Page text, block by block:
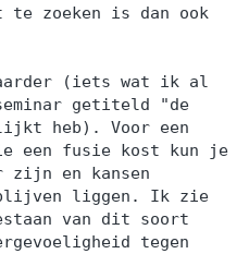
zoeken is dan ook
(iets wat ik al
getiteld "de
heb). Voor een
een fusie kost kun je
zijn en kansen
blijven liggen. Ik zie
van dit soort
tegen